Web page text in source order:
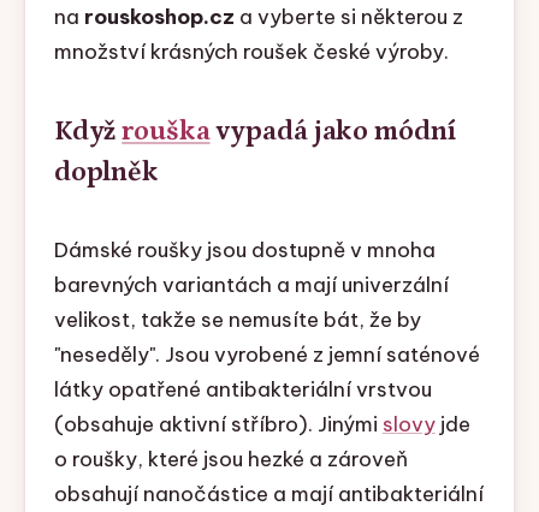
na rouskoshop.cz a vyberte si některou z
množství krásných roušek české výroby.
Kdyžrouškavypadá jako módní
doplněk
Dámské roušky jsou dostupně v mnoha
barevných variantách a mají univerzální
velikost, takže se nemusíte bát, že by
"neseděly". Jsou vyrobené z jemní saténové
látky opatřené antibakteriální vrstvou
(obsahuje aktivní stříbro). Jinými slovyjde
o roušky, které jsou hezké a zároveň
obsahují nanočástice a mají antibakteriální